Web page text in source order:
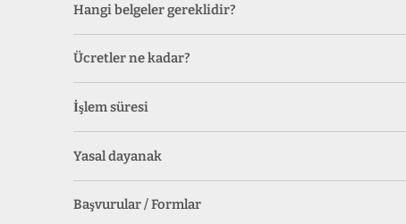
Hangi belgeler gereklidir?
Ücretler ne kadar?
İşlem süresi
Yasal dayanak
Başvurular / Formlar